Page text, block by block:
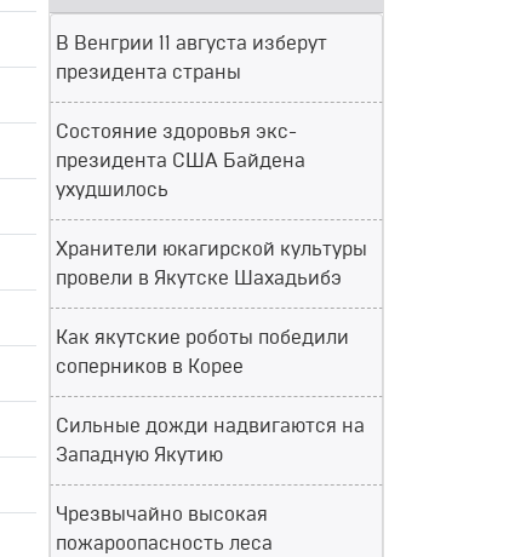
В Венгрии 11 августа изберут
президента страны
Состояние здоровья экс-
президента США Байдена
ухудшилось
Хранители юкагирской культуры
провели в Якутске Шахадьибэ
Как якутские роботы победили
соперников в Корее
Сильные дожди надвигаются на
Западную Якутию
Чрезвычайно высокая
пожароопасность леса